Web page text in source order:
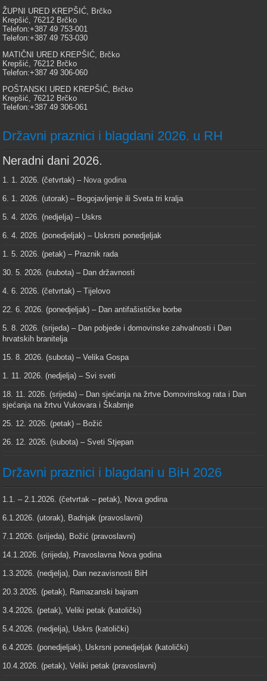
ŽUPNI URED KREPŠIĆ, Brčko
Krepšić, 76212 Brčko
Telefon:+387 49 753-001
Telefon:+387 49 753-030
MATIČNI URED KREPŠIĆ, Brčko
Krepšić, 76212 Brčko
Telefon:+387 49 306-060
POŠTANSKI URED KREPŠIĆ, Brčko
Krepšić, 76212 Brčko
Telefon:+387 49 306-061
Državni praznici i blagdani 2026. u RH
Neradni dani 2026.
1. 1. 2026. (četvrtak) – Nova godina
6. 1. 2026. (utorak) – Bogojavljenje ili Sveta tri kralja
5. 4. 2026. (nedjelja) – Uskrs
6. 4. 2026. (ponedjeljak) – Uskrsni ponedjeljak
1. 5. 2026. (petak) – Praznik rada
30. 5. 2026. (subota) – Dan državnosti
4. 6. 2026. (četvrtak) – Tijelovo
22. 6. 2026. (ponedjeljak) – Dan antifašističke borbe
5. 8. 2026. (srijeda) – Dan pobjede i domovinske zahvalnosti i Dan
hrvatskih branitelja
15. 8. 2026. (subota) – Velika Gospa
1. 11. 2026. (nedjelja) – Svi sveti
18. 11. 2026. (srijeda) – Dan sjećanja na žrtve Domovinskog rata i Dan
sjećanja na žrtvu Vukovara i Škabrnje
25. 12. 2026. (petak) – Božić
26. 12. 2026. (subota) – Sveti Stjepan
Državni praznici i blagdani u BiH 2026
1.1. – 2.1.2026. (četvrtak – petak), Nova godina
6.1.2026. (utorak), Badnjak (pravoslavni)
7.1.2026. (srijeda), Božić (pravoslavni)
14.1.2026. (srijeda), Pravoslavna Nova godina
1.3.2026. (nedjelja), Dan nezavisnosti BiH
20.3.2026. (petak), Ramazanski bajram
3.4.2026. (petak), Veliki petak (katolički)
5.4.2026. (nedjelja), Uskrs (katolički)
6.4.2026. (ponedjeljak), Uskrsni ponedjeljak (katolički)
10.4.2026. (petak), Veliki petak (pravoslavni)